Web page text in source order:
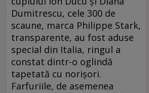
Dumitrescu, cele 300 de
scaune, marca Philippe Stark,
transparente, au fost aduse
special din Italia, ringul a
constat dintr-o oglindă
tapetată cu norişori.
Farfuriile, de asemenea